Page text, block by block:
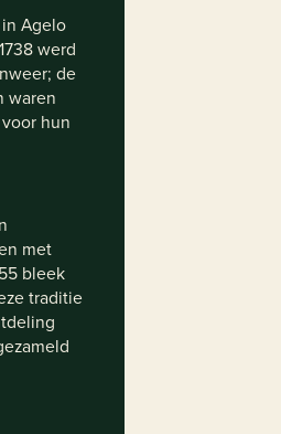
Agelo
werd
de
waren
hun
met
bleek
traditie